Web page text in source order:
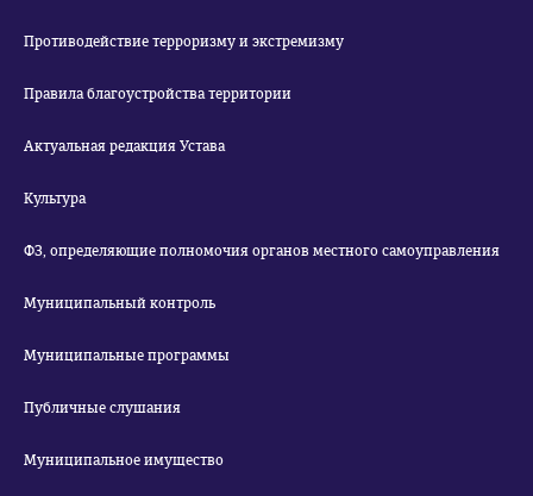
Противодействие терроризму и экстремизму
Правила благоустройства территории
Актуальная редакция Устава
Культура
ФЗ, определяющие полномочия органов местного самоуправления
Муниципальный контроль
Муниципальные программы
Публичные слушания
Муниципальное имущество